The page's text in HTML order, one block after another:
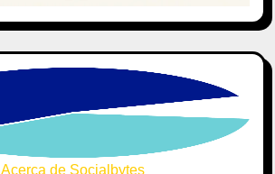
Acerca de Socialbytes